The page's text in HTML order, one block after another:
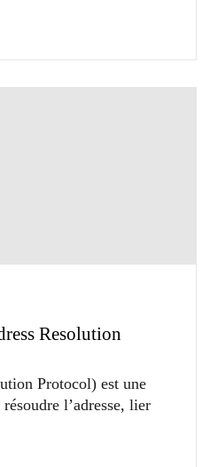
Resolution
Protocol) est une
l’adresse, lier